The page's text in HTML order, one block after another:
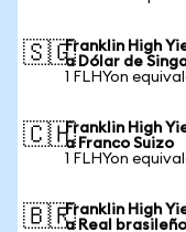
🇸🇬Franklin High
a Dólar de
1 FLHYon
🇨🇭Franklin High
a Franco Suizo
1 FLHYon
🇧🇷Franklin High
a Real brasileño